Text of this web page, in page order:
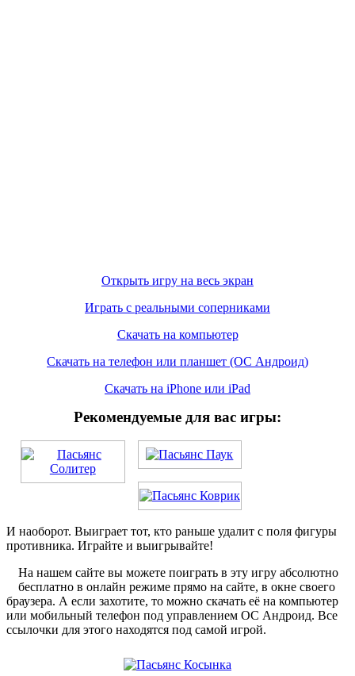
Открыть игру на весь экран
Играть с реальными соперниками
Скачать на компьютер
Скачать на телефон или планшет (ОС Андроид)
Скачать на iPhone или iPad
Рекомендуемые для вас игры:
И наоборот. Выиграет тот, кто раньше удалит с поля фигуры
противника. Играйте и выигрывайте!
На нашем сайте вы можете поиграть в эту игру абсолютно
бесплатно в онлайн режиме прямо на сайте, в окне своего
браузера. А если захотите, то можно скачать её на компьютер
или мобильный телефон под управлением ОС Андроид. Все
ссылочки для этого находятся под самой игрой.